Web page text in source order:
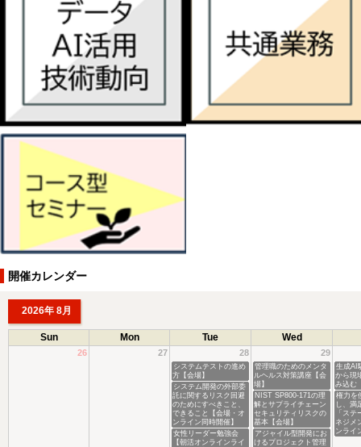
開催カレンダー
2026年 8月
Sun Mon Tue Wed
26 27 28 29
システムテストの進め
方【会場】
管理職のためのメンタ
ルヘルス対策講座【会
場】
生成AI
から現
み込む
システム開発の外部委
託に関するリスク回避
のためにすべきこと、
できること【会場・オ
ンライン同時開催】
NIST SP800-171の理
解とサプライチェーン
セキュリティリスクの
基本【会場】
権力を
し、満
「ス
ネジメ
ンライ
女性リーダー勉強会
【朝活オンラインライ
アジャイル型開発にお
けるプロジェクト管理